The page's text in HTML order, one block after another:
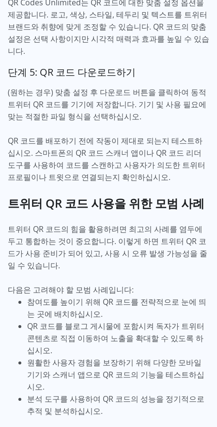
QR Codes Unlimited는 QR 코드에 대한 맞춤 설정 옵션을
제공합니다. 로고, 색상, 스타일, 테두리 및 텍스트를 트위터
브랜드와 취향에 맞게 조정할 수 있습니다. QR 코드의 맞춤
설정은 선택 사항이지만 시각적 매력과 효과를 높일 수 있습
니다.
단계 5: QR 코드 다운로드하기
(원하는 경우) 맞춤 설정 후 다운로드 버튼을 클릭하여 동적
트위터 QR 코드를 기기에 저장합니다. 기기 및 사용 필요에
맞는 적절한 파일 형식을 선택하십시오.
QR 코드를 배포하기 전에 작동이 제대로 되는지 테스트하
십시오. 스마트폰의 QR 코드 스캐너 앱이나 QR 코드 리더
도구를 사용하여 코드를 스캔하고 사용자가 의도한 트위터
프로필이나 트윗으로 연결되는지 확인하십시오.
트위터 QR 코드 사용을 위한 모범 사례
트위터 QR 코드의 힘을 활용하려면 최고의 사례를 염두에
두고 통합하는 것이 중요합니다. 이렇게 하면 트위터 QR 코
드가 사용 준비가 되어 있고, 사용 시 오류 발생 가능성을 줄
일 수 있습니다.
다음은 고려해야 할 모범 사례입니다:
참여도를 높이기 위해 QR 코드를 전략적으로 눈에 띄
는 곳에 배치하십시오.
QR 코드를 블로그 게시물에 포함시켜 독자가 트위터
콘텐츠로 직접 이동하여 노출을 확대할 수 있도록 하
십시오.
원활한 사용자 경험을 보장하기 위해 다양한 모바일
기기와 스캐너 앱으로 QR 코드의 기능을 테스트하십
시오.
분석 도구를 사용하여 QR 코드의 성능을 정기적으로
추적 및 분석하십시오.